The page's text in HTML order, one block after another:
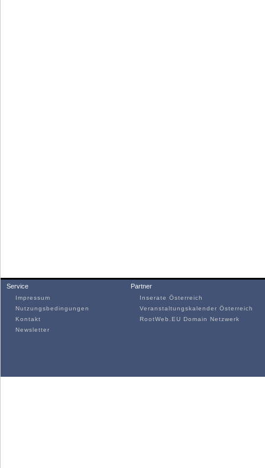
Service
Impressum
Nutzungsbedingungen
Kontakt
Newsletter
Partner
Inserate Österreich
Veranstaltungskalender Österreich
RootWeb.EU Domain Netzwerk